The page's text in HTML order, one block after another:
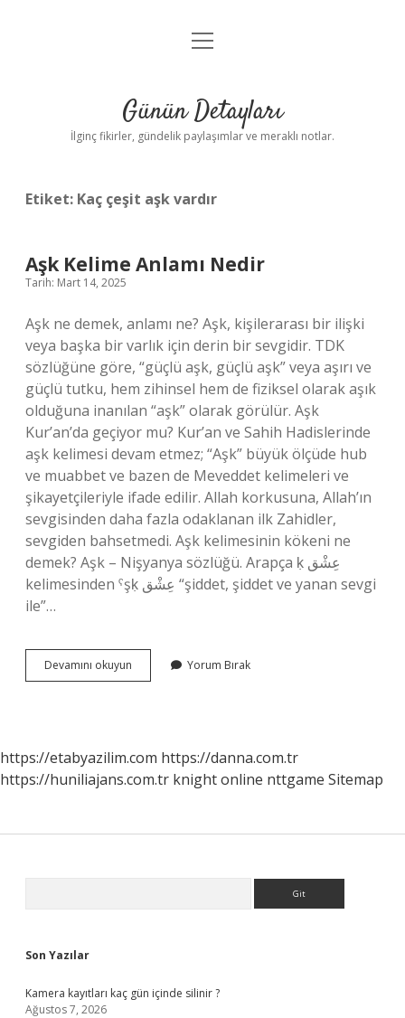
Gizlilik Politikası
Yasal Uyarı
menüyü
Günün Detayları
İlginç fikirler, gündelik paylaşımlar ve meraklı notlar.
Etiket: Kaç çeşit aşk vardır
Aşk Kelime Anlamı Nedir
Tarih: Mart 14, 2025
Aşk ne demek, anlamı ne? Aşk, kişilerarası bir ilişki
veya başka bir varlık için derin bir sevgidir. TDK
sözlüğüne göre, “güçlü aşk, güçlü aşk” veya aşırı ve
güçlü tutku, hem zihinsel hem de fiziksel olarak aşık
olduğuna inanılan “aşk” olarak görülür. Aşk
Kur’an’da geçiyor mu? Kur’an ve Sahih Hadislerinde
aşk kelimesi devam etmez; “Aşk” büyük ölçüde hub
ve muabbet ve bazen de Meveddet kelimeleri ve
şikayetçileriyle ifade edilir. Allah korkusuna, Allah’ın
sevgisinden daha fazla odaklanan ilk Zahidler,
sevgiden bahsetmedi. Aşk kelimesinin kökeni ne
demek? Aşk – Nişyanya sözlüğü. Arapça ḳ عِشْق
kelimesinden ˁşḳ عِشْق “şiddet, şiddet ve yanan sevgi
ile”…
Devamını okuyun
Kelime
Yorum Bırak
https://etabyazilim.com https://danna.com.tr
https://huniliajans.com.tr knight online nttgame Sitemap
Son Yazılar
Kamera kayıtları kaç gün içinde silinir ?
Ağustos 7, 2026